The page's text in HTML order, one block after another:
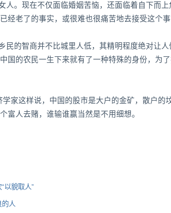
人。现在不仅面临婚姻苦恼，还面临着自下而
经老了的事实，或很难也很痛苦地去接受这个事
民的智商并不比城里人低，其精明程度绝对让
国的农民一生下来就有了一种特殊的身份，为
家这样说，中国的股市是大户的金矿，散户的
富人去赌，谁输谁赢当然是不用细想。
以貌取人”
人